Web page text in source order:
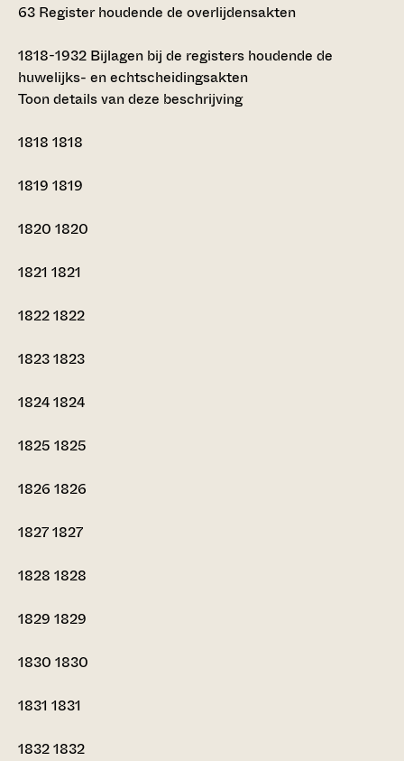
63 Register houdende de overlijdensakten
1818-1932 Bijlagen bij de registers houdende de
huwelijks- en echtscheidingsakten
Toon details van deze beschrijving
1818 1818
1819 1819
1820 1820
1821 1821
18221822
18231823
18241824
1825 1825
1826 1826
18271827
1828 1828
1829 1829
1830 1830
1831 1831
18321832